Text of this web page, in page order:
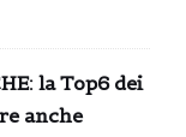
la Top6 dei
anche